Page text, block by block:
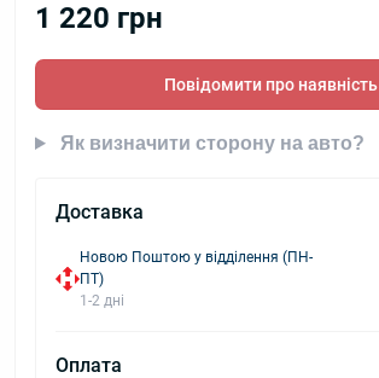
1 220 грн
Повідомити про наявність
Як визначити сторону на авто?
Доставка
Новою Поштою у відділення (ПН-
ПТ)
1-2 дні
Оплата